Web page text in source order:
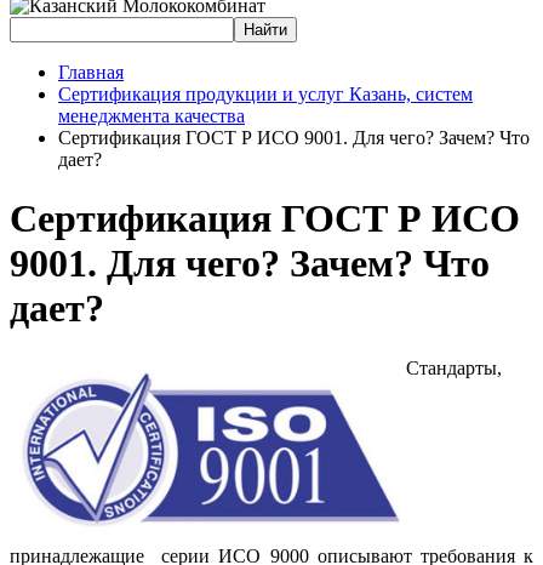
Главная
Сертификация продукции и услуг Казань, систем
менеджмента качества
Сертификация ГОСТ Р ИСО 9001. Для чего? Зачем? Что
дает?
Сертификация ГОСТ Р ИСО
9001. Для чего? Зачем? Что
дает?
Стандарты,
принадлежащие серии ИСО 9000 описывают требования к